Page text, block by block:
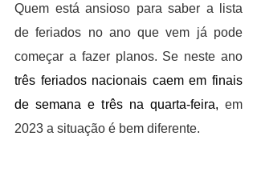
Quem está ansioso para saber a lista
de feriados no ano que vem já pode
três feriados nacionais caem em finais
de semana e três na quarta-feira, em
2023 a situação é bem diferente.